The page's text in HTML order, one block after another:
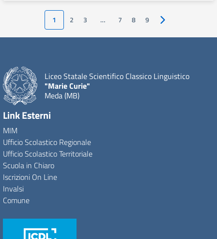
1 2 3 … 7 8 9 Pagina successiva
Liceo Statale Scientifico Classico Linguistico
"Marie Curie"
Meda (MB)
Link Esterni
MIM
Ufficio Scolastico Regionale
Ufficio Scolastico Territoriale
Scuola in Chiaro
Iscrizioni On Line
Invalsi
Comune